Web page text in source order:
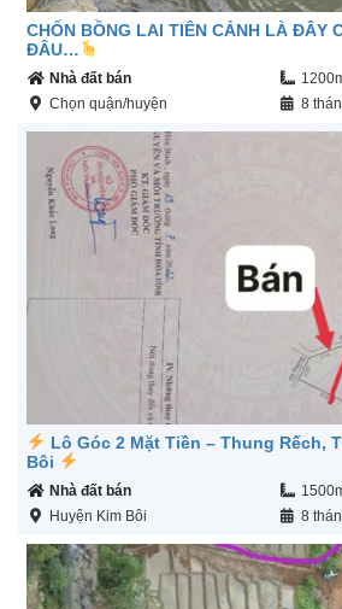
CHỐN BỒNG LAI TIÊN CẢNH LÀ ĐÂY
ĐÂU…
Nhà đất bán
Chọn quận/huyện 8
Lô Góc 2 Mặt Tiền – Thung Rếch,
Bôi
Nhà đất bán
Huyện Kim Bôi 8